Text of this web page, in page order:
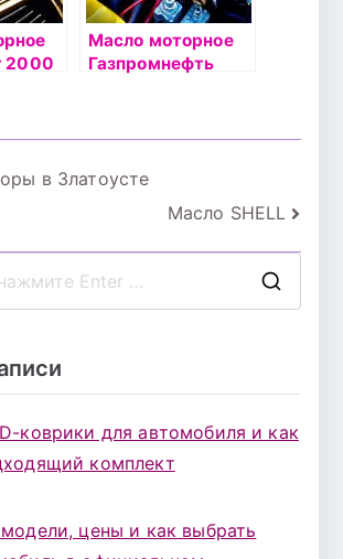
2000
Масло моторное
Газпромнефть
в Златоусте
Масло SHELL
коврики для автомобиля и как
комплект
модели, цены и как выбрать